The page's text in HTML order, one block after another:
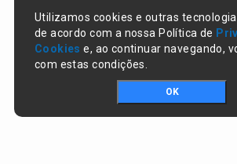
Utilizamos cookies e outras
de acordo com a nossa Política de
Cookies e, ao continuar navegando,
com estas condições.
OK